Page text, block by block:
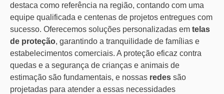
destaca como referência na região, contando com uma
equipe qualificada e centenas de projetos entregues com
sucesso. Oferecemos soluções personalizadas em telas
de proteção, garantindo a tranquilidade de famílias e
estabelecimentos comerciais. A proteção eficaz contra
quedas e a segurança de crianças e animais de
estimação são fundamentais, e nossas redes são
projetadas para atender a essas necessidades